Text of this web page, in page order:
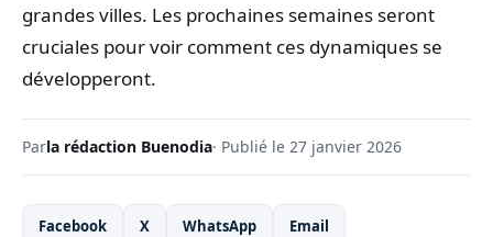
grandes villes. Les prochaines semaines seront
cruciales pour voir comment ces dynamiques se
développeront.
Parla rédaction Buenodia· Publié le 27 janvier 2026
Facebook X WhatsApp Email